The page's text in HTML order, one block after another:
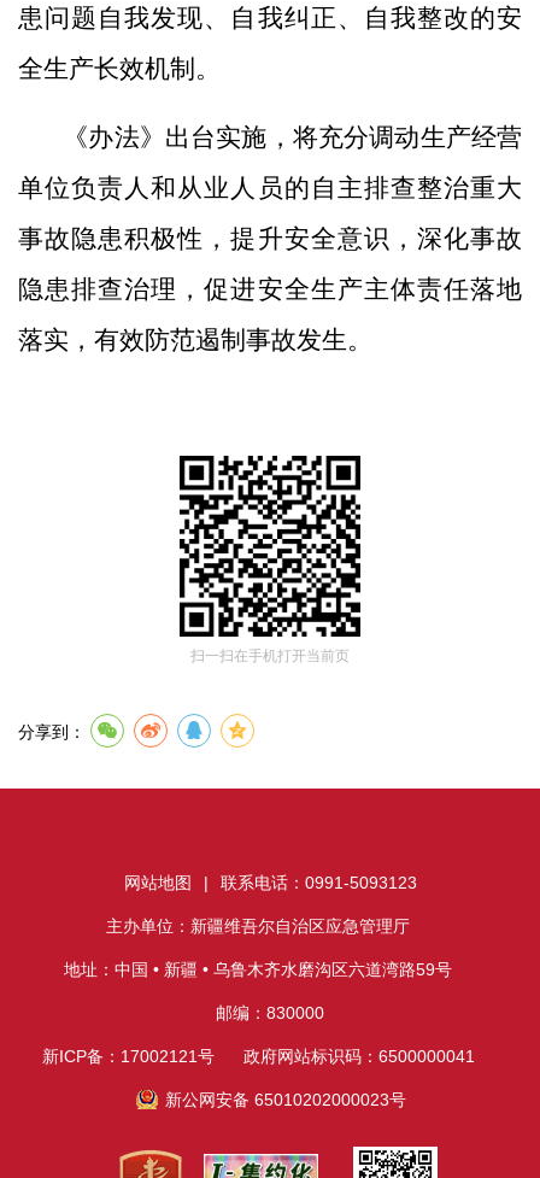
患问题自我发现、自我纠正、自我整改的安
全生产长效机制。
《办法》出台实施，将充分调动生产经营
单位负责人和从业人员的自主排查整治重大
事故隐患积极性，提升安全意识，深化事故
隐患排查治理，促进安全生产主体责任落地
落实，有效防范遏制事故发生。
扫一扫在手机打开当前页
分享到：
网站地图 | 联系电话：0991-5093123
主办单位：新疆维吾尔自治区应急管理厅
地址：中国 • 新疆 • 乌鲁木齐水磨沟区六道湾路59号
邮编：830000
新ICP备：17002121号 政府网站标识码：6500000041
新公网安备 65010202000023号